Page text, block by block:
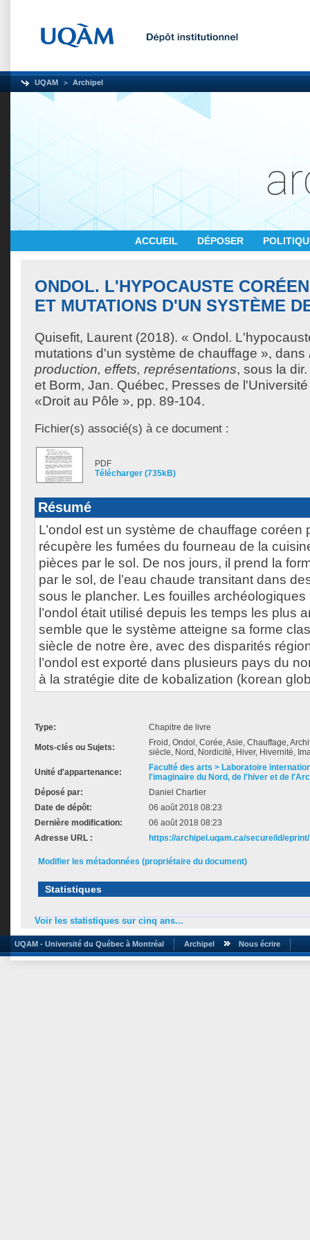
UQAM Archipel
ACCUEIL DÉPOSER
ONDOL. L'HYPOCAUSTE
ET MUTATIONS D'UN SYSTÈME
Quisefit, Laurent (2018). « Ondol.
mutations d'un système de chauffage », dans
production, effets, représentations, sous la
et Borm, Jan. Québec, Presses de
«Droit au Pôle », pp. 89-104.
Fichier(s) associé(s) à ce document :
PDF
Télécharger (735kB)
Résumé
L’ondol est un système de chauffage coréen
récupère les fumées du fourneau de la
pièces par le sol. De nos jours, il prend la
par le sol, de l’eau chaude transitant dans
sous le plancher. Les fouilles archéologiques
l’ondol était utilisé depuis les temps les plus
semble que le système atteigne sa forme
siècle de notre ère, avec des disparités
l’ondol est exporté dans plusieurs pays du
à la stratégie dite de kobalization (korean
Type: Chapitre de livre
Mots-clés ou Sujets:
Froid, Ondol, Corée, Asie, Chauffage,
siècle, Nord, Nordicité, Hiver, Hivernité,
Unité d'appartenance:
Faculté des arts > Laboratoire
l'imaginaire du Nord, de l'hiver et de
Déposé par:
Daniel Chartier
Date de dépôt:
06 août 2018 08:23
Dernière modification:
06 août 2018 08:23
Adresse URL :
https://archipel.uqam.ca/secure/id/
Modifier les métadonnées (propriétaire du document)
Statistiques
Voir les statistiques sur cinq ans...
UQAM - Université du Québec à Montréal Archipel Nous écrire